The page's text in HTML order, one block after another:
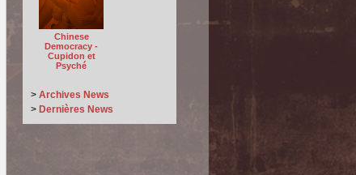
Chinese
Democracy -
Cupidon et
Psyché
> Archives News
> Dernières News